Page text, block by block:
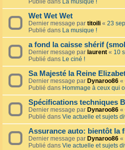
Publié dans La musique !
Wet Wet Wet
Dernier message par titoili « 23
Publié dans La musique !
a fond la caisse shérif
Dernier message par laurent « 10
Publié dans Le ciné !
Sa Majesté la Reine
Dernier message par Dynaroo86 «
Publié dans Hommage à ceux qui
Spécifications techniques
Dernier message par Dynaroo86 «
Publié dans Vie actuelle et sujets
Assurance auto: bientôt la
Dernier message par Dynaroo86 «
Publié dans Vie actuelle et sujets